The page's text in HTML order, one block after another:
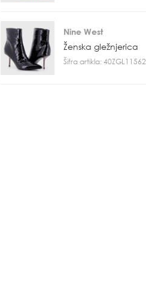
Nine West
Ženska gležnjerica
Šifra artikla: 40ZGL11562